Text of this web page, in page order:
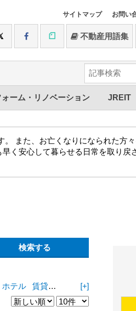
サイトマップ お問い
不動産用語集
ォーム・リノベーション JREIT
また、お亡くなりになられた方
く安心して暮らせる日常を取り
ホテル 賃貸住宅 物流施設
[+]